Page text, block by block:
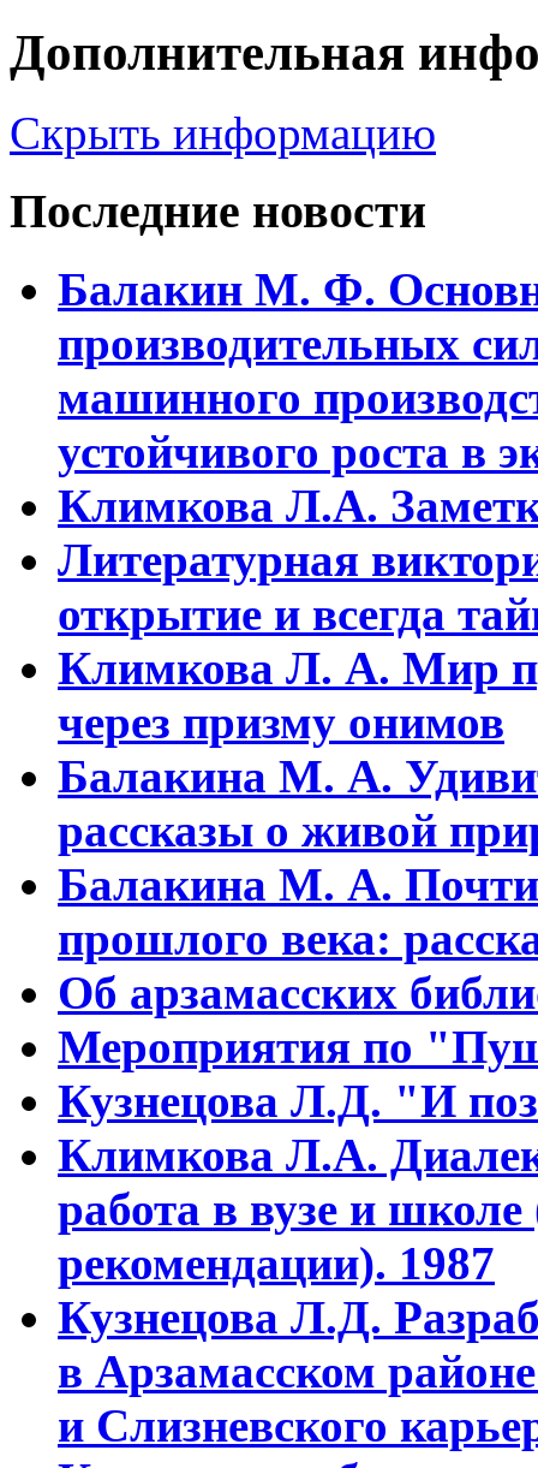
Дополнительная
Скрыть информацию
Последние новости
Балакин М. Ф.
пpоизводительных
машинного
устойчивого pоста в
Климкова Л.А.
Литературная
открытие и всегда
Климкова Л. А. Мир
через призму онимов
Балакина М. А.
рассказы о живой
Балакина М. А. Почти
прошлого века:
Об арзамасских
Мероприятия по
Кузнецова Л.Д. "И
Климкова Л.А.
работа в вузе и
рекомендации). 1987
Кузнецова Л.Д.
в Арзамасском
и Слизневского